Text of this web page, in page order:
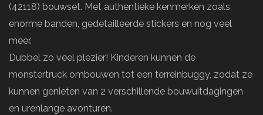
(42118) bouwset. Met authentieke kenmerken zoals
enorme banden, gedetailleerde stickers en nog veel
meer.
Dubbel zo veel plezier! Kinderen kunnen de
monstertruck ombouwen tot een terreinbuggy, zodat ze
kunnen genieten van 2 verschillende bouwuitdagingen
en urenlange avonturen.